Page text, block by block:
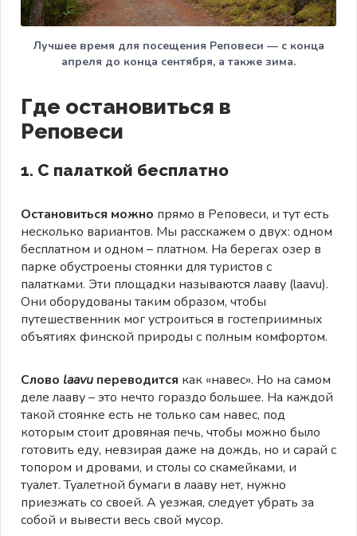
Лучшее время для посещения Реповеси — с конца
апреля до конца сентября, а также зима.
Где остановиться в
Реповеси
1. С палаткой бесплатно
Остановиться можно прямо в Реповеси, и тут есть
несколько вариантов. Мы расскажем о двух: одном
бесплатном и одном – платном. На берегах озер в
парке обустроены стоянки для туристов с
палатками. Эти площадки называются лааву (laavu).
Они оборудованы таким образом, чтобы
путешественник мог устроиться в гостеприимных
объятиях финской природы с полным комфортом.
Слово laavu переводится как «навес». Но на самом
деле лааву – это нечто гораздо большее. На каждой
такой стоянке есть не только сам навес, под
которым стоит дровяная печь, чтобы можно было
готовить еду, невзирая даже на дождь, но и сарай с
топором и дровами, и столы со скамейками, и
туалет. Туалетной бумаги в лааву нет, нужно
приезжать со своей. А уезжая, следует убрать за
собой и вывести весь свой мусор.